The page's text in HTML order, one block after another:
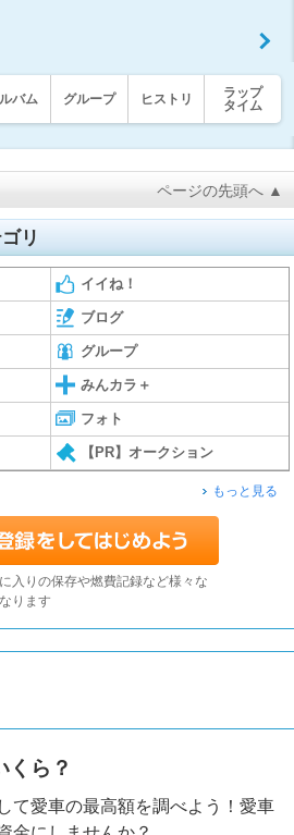
バム グループ ヒストリ
ラップ
タイム
ページの先頭へ ▲
リ
イイね！
ブログ
グループ
みんカラ＋
フォト
【PR】オークション
もっと見る
入りの保存や燃費記録など様々な
ります
くら？
て愛車の最高額を調べよう！愛車